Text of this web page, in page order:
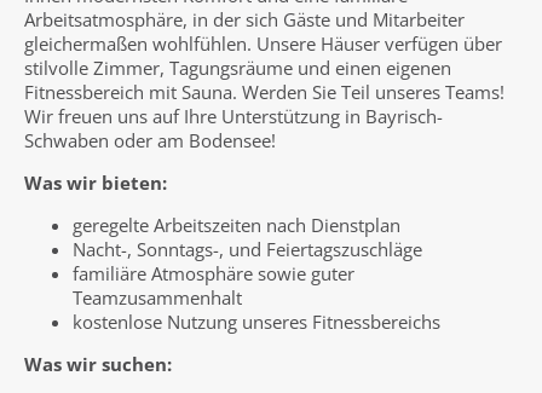
Arbeitsatmosphäre, in der sich Gäste und Mitarbeiter
gleichermaßen wohlfühlen. Unsere Häuser verfügen über
stilvolle Zimmer, Tagungsräume und einen eigenen
Fitnessbereich mit Sauna. Werden Sie Teil unseres Teams!
Wir freuen uns auf Ihre Unterstützung in Bayrisch-
Schwaben oder am Bodensee!
Was wir bieten:
geregelte Arbeitszeiten nach Dienstplan
Nacht-, Sonntags-, und Feiertagszuschläge
familiäre Atmosphäre sowie guter
Teamzusammenhalt
kostenlose Nutzung unseres Fitnessbereichs
Was wir suchen: